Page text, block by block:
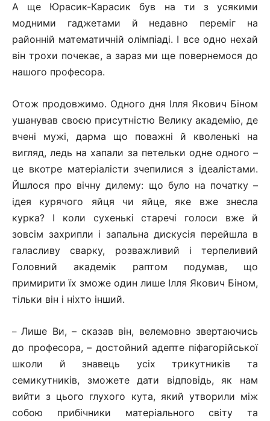
А ще Юрасик-Карасик був на ти з усякими
модними гаджетами й недавно переміг на
районній математичній олімпіаді. І все одно нехай
він трохи почекає, а зараз ми ще повернемося до
нашого професора.
Отож продовжимо. Одного дня Ілля Якович Біном
ушанував своєю присутністю Велику академію, де
вчені мужі, дарма що поважні й кволенькі на
вигляд, ледь на хапали за петельки одне одного –
це вкотре матеріалісти зчепилися з ідеалістами.
Йшлося про вічну дилему: що було на початку –
ідея курячого яйця чи яйце, яке вже знесла
курка? І коли сухенькі старечі голоси вже й
зовсім захрипли і запальна дискусія перейшла в
галасливу сварку, розважливий і терпеливий
Головний академік раптом подумав, що
примирити їх зможе один лише Ілля Якович Біном,
тільки він і ніхто інший.
–Лише Ви, – сказав він, велемовно звертаючись
до професора, – достойний адепте піфагорійської
школи й знавець усіх трикутників та
семикутників, зможете дати відповідь, як нам
вийти з цього глухого кута, який утворили між
собою прибічники матеріального світу та